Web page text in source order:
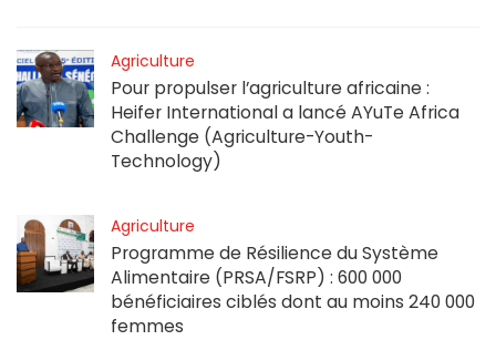
Agriculture
Pour propulser l’agriculture africaine :
Heifer International a lancé AYuTe Africa
Challenge (Agriculture-Youth-
Technology)
Agriculture
Programme de Résilience du Système
Alimentaire (PRSA/FSRP) : 600 000
bénéficiaires ciblés dont au moins 240 000
femmes